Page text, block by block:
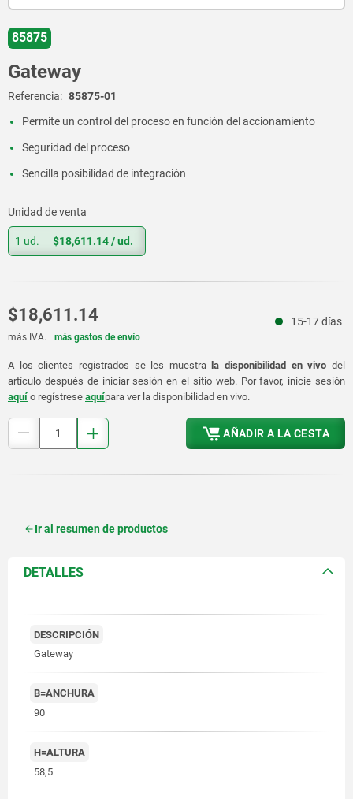
85875
Gateway
Referencia: 85875-01
Permite un control del proceso en función del accionamiento
Seguridad del proceso
Sencilla posibilidad de integración
Unidad de venta
1 ud. $18,611.14/ ud.
$18,611.14 15-17 días
más IVA. más gastos de envío
A los clientes registrados se les muestrala disponibilidad en vivo del
artículo después de iniciar sesión en el sitio web. Por favor, inicie sesión
aquí o regístrese aquípara ver la disponibilidad en vivo.
AÑADIR A LA CESTA
Ir al resumen de productos
DETALLES
DESCRIPCIÓN
Gateway
B=ANCHURA
90
H=ALTURA
58,5